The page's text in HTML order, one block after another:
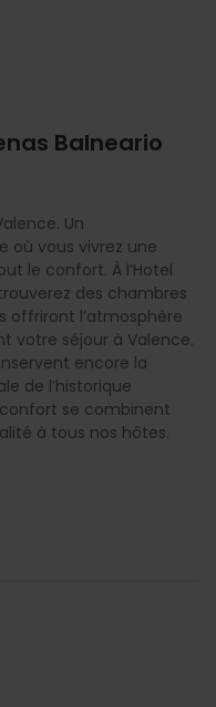
Balneario
Un
où vous vivrez une
le confort. À l’Hotel
des chambres
offriront l’atmosphère
votre séjour à Valence.
encore la
de l’historique
confort se combinent
à tous nos hôtes.